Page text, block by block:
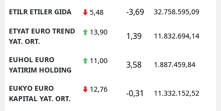
ETILR ETILER GIDA 5,48 -3,69 32.758.595,09
ETYAT EURO TREND
YAT. ORT.
13,90 1,39 11.832.694,14
EUHOL EURO
YATIRIM HOLDING
11,00 3,58 1.887.459,84
EUKYO EURO
KAPITAL YAT. ORT.
12,76 -0,31 11.332.152,52